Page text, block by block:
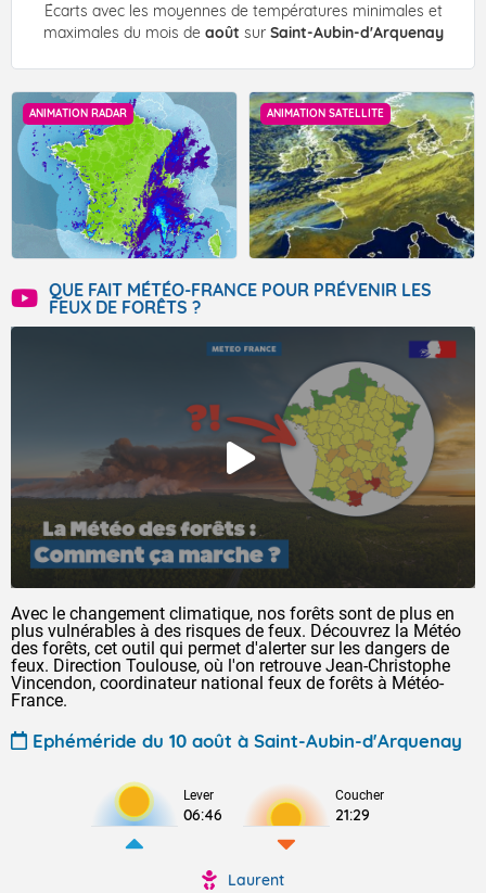
Écarts avec les moyennes de températures minimales et
maximales du mois de août sur Saint-Aubin-d'Arquenay
ANIMATION RADAR ANIMATION SATELLITE
QUE FAIT MÉTÉO-FRANCE POUR PRÉVENIR LES
FEUX DE FORÊTS ?
Avec le changement climatique, nos forêts sont de plus en
plus vulnérables à des risques de feux. Découvrez la Météo
des forêts, cet outil qui permet d'alerter sur les dangers de
feux. Direction Toulouse, où l'on retrouve Jean-Christophe
Vincendon, coordinateur national feux de forêts à Météo-
France.
Ephéméride du 10 août à Saint-Aubin-d'Arquenay
Lever
06:46
Coucher
21:29
Laurent